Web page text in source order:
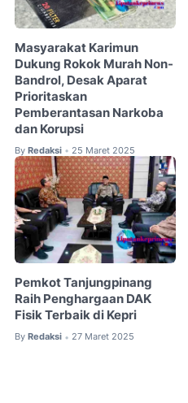
Masyarakat Karimun
Dukung Rokok Murah Non-
Bandrol, Desak Aparat
Prioritaskan
Pemberantasan Narkoba
dan Korupsi
By Redaksi • 25 Maret 2025
Pemkot Tanjungpinang
Raih Penghargaan DAK
Fisik Terbaik di Kepri
By Redaksi • 27 Maret 2025